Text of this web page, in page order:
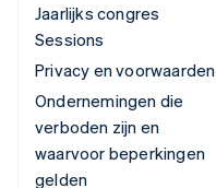
Jaarlijks congres
Sessions
Privacy en voorwaarden
Ondernemingen die
verboden zijn en
waarvoor beperkingen
gelden